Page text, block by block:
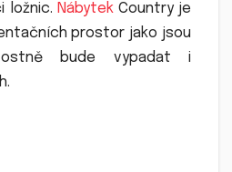
ložnic. NábytekCountry je
prostor jako jsou
bude vypadat i